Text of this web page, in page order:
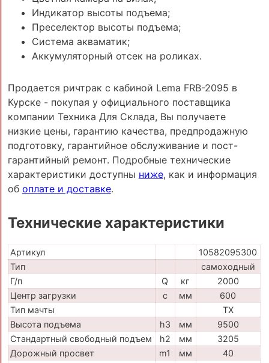
Индикатор высоты подъема;
Преселектор высоты подъема;
Система акваматик;
Аккумуляторный отсек на роликах.
Продается ричтрак с кабиной Lema FRB-2095 в
Курске - покупая у официального поставщика
компании Техника Для Склада, Вы получаете
низкие цены, гарантию качества, предпродажную
подготовку, гарантийное обслуживание и пост-
гарантийный ремонт. Подробные технические
характеристики доступны ниже, как и информация
об оплате и доставке.
Технические характеристики
Артикул
10582095300
Тип
самоходный
Г/п
Q кг
2000
Центр загрузки
c мм
600
Тип мачты
TX
Высота подъема
h3 мм
9500
Стандартный свободный подъем
h2 мм
3205
Дорожный просвет
m1 мм
40